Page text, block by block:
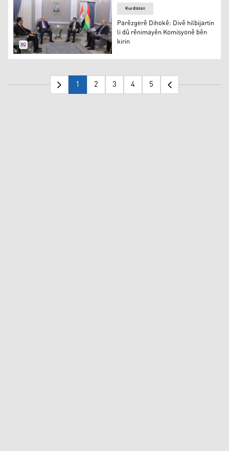
Parêzgerê Dihokê: Divê hilbijartin li dû rênimayên
Kurdistan
Parêzgerê Dihokê: Divê hilbijartin
li dû rênimayên Komisyonê bên
kirin
1 2 3 4 5